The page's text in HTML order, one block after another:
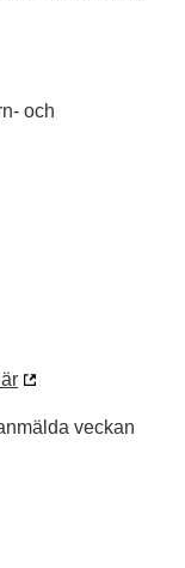
och
veckan